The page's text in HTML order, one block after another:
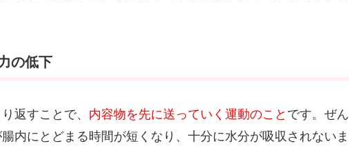
の低下
返すことで、 内容物を先に送っていく運動のこと です。ぜん
内にとどまる時間が短くなり、十分に水分が吸収されないま